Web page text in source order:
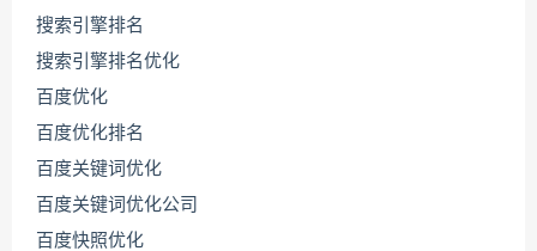
搜索引擎排名
搜索引擎排名优化
百度优化
百度优化排名
百度关键词优化
百度关键词优化公司
百度快照优化